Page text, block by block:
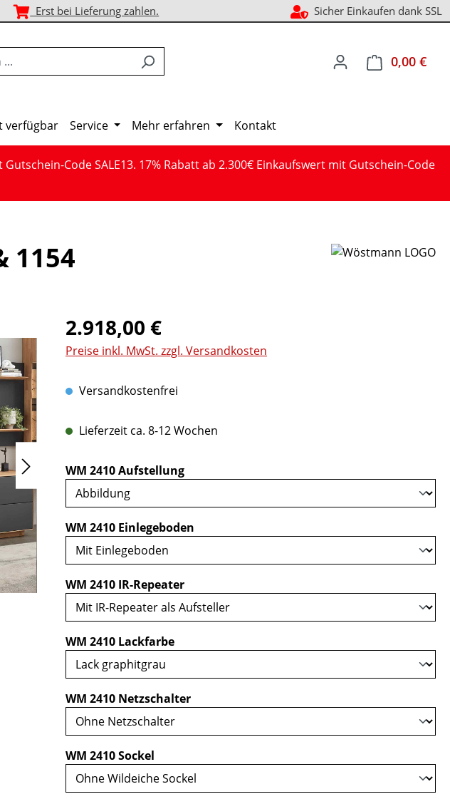
Erst bei Lieferung zahlen. Sicher Einkaufen dank SSL
0,00 €
verfügbar Service Mehr erfahren Kontakt
Code SALE13. 17% Rabatt ab 2.300€ Einkaufswert mit Gutschein-Code
1154
Regulärer Preis:
2.918,00 €
Preise inkl. MwSt. zzgl. Versandkosten
Versandkostenfrei
Lieferzeit ca. 8-12 Wochen
WM 2410 Aufstellungauswählen
WM 2410 Einlegeboden
WM 2410 IR-Repeaterauswählen
WM 2410 Lackfarbeauswählen
WM 2410 Netzschalterauswählen
WM 2410 Sockel